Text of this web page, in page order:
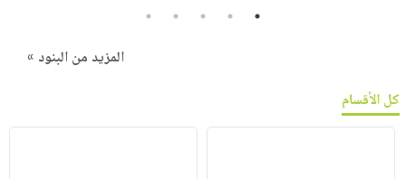
1
2
3
4
5
المزيد من البنود »
كل الأقسام